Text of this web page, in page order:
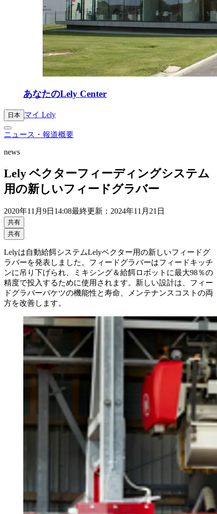
あなたのLely Center
日本 マイ Lely
ニュース・報道概要
news
Lely ベクターフィーディングシステム
用の新しいフィードグラバー
2020年11月9日 14:08最終更新：2024年11月21日
共有
共有
Lelyは自動給餌システムLelyベクター用の新しいフィードグ
ラバーを発表しました。フィードグラバーはフィードキッチ
ンに吊り下げられ、ミキシング＆給餌ロボットに最大98％の
精度で投入するために使用されます。新しい設計は、フィー
ドグラバーバケツの機能性と寿命、メンテナンスコストの両
方を改善します。